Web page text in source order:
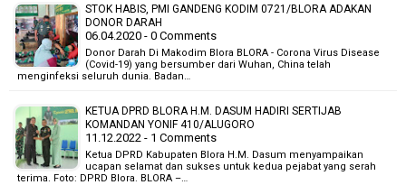
STOK HABIS, PMI GANDENG KODIM 0721/BLORA ADAKAN
DONOR DARAH
06.04.2020 - 0 Comments
Donor Darah Di Makodim Blora BLORA - Corona Virus Disease
(Covid-19) yang bersumber dari Wuhan, China telah
menginfeksi seluruh dunia. Badan…
KETUA DPRD BLORA H.M. DASUM HADIRI SERTIJAB
KOMANDAN YONIF 410/ALUGORO
11.12.2022 - 1 Comments
Ketua DPRD Kabupaten Blora H.M. Dasum menyampaikan
ucapan selamat dan sukses untuk kedua pejabat yang serah
terima. Foto: DPRD Blora. BLORA –…